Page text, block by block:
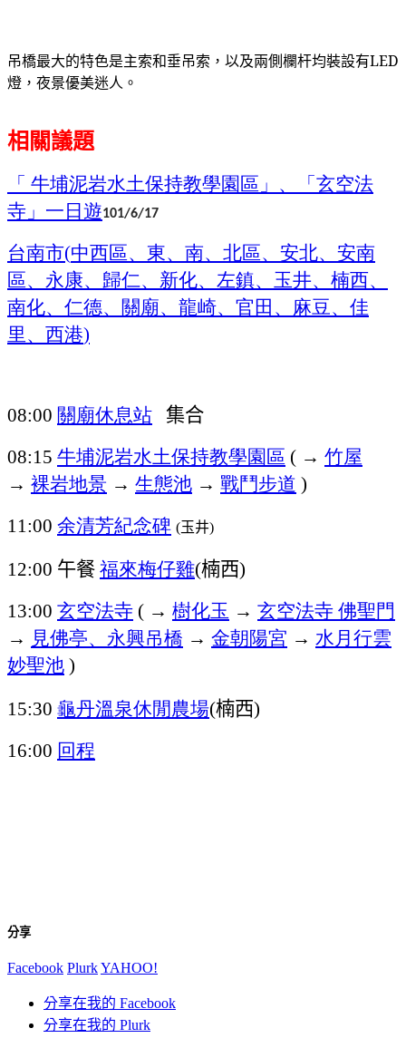
吊橋最大的特色是主索和垂吊索，以及兩側欄杆均裝設有LED
燈，夜景優美迷人。
相關議題
「 牛埔泥岩水土保持教學園區」、「玄空法
寺」一日遊101/6/17
台南市(中西區、東、南、北區、安北、安南
區、永康、歸仁、新化、左鎮、玉井、楠西、
南化、仁德、關廟、龍崎、官田、麻豆、佳
里、西港)
08:00 關廟休息站 集合
08:15 牛埔泥岩水土保持教學園區 ( → 竹屋
→ 裸岩地景 → 生態池 → 戰鬥步道 )
11:00 余清芳紀念碑 (玉井)
12:00 午餐福來梅仔雞(楠西)
13:00 玄空法寺 ( → 樹化玉 → 玄空法寺佛聖門
→ 見佛亭、永興吊橋 → 金朝陽宮 → 水月行雲
妙聖池 )
15:30 龜丹溫泉休閒農場(楠西)
16:00 回程
分享
Facebook PlurkYAHOO!
分享在我的 Facebook
分享在我的 Plurk